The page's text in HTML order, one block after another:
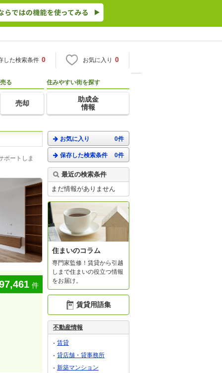
した検索条件 0 お気に入り 0
売る
売却
住みやすい街を探す
助成金
情報
ポートしま
件
お気に入り 0件
保存した検索条件 0件
最近の検索条件
まだ情報がありません
住まいのコラム
専門家監修！賃貸から引越
しまで住まいの役立つ情報
をお届け。
賃貸用語集
不動産情報
賃貸
貸店舗・貸事務所
新築マンション